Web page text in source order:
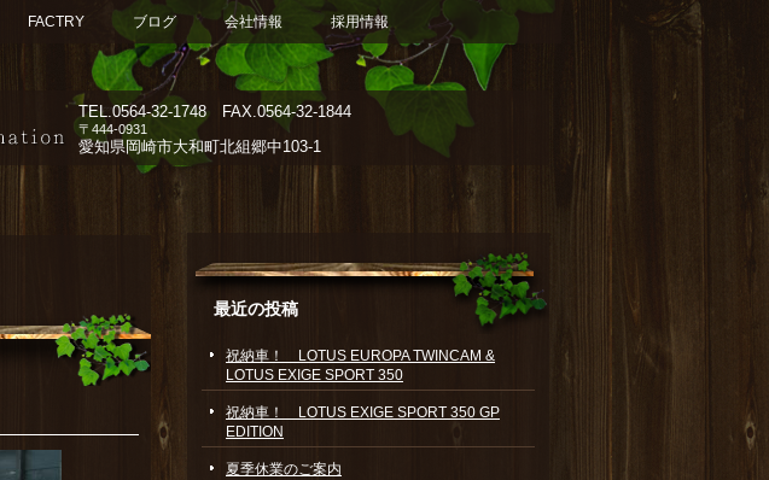
TEL.0564-32-1748 FAX.0564-32-1844
〒444-0931
愛知県岡崎市大和町北組郷中103-1
FACTRY ブログ 会社情報 採用情報
最近の投稿
祝納車！ LOTUS EUROPA TWINCAM &
LOTUS EXIGE SPORT 350
祝納車！ LOTUS EXIGE SPORT 350 GP
EDITION
夏季休業のご案内